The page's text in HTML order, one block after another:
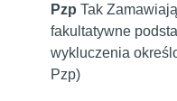
Pzp Tak
fakultatywne
wykluczenia
Pzp)